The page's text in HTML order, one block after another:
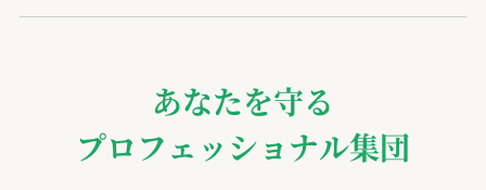
あなたを守る
プロフェッショナル集団